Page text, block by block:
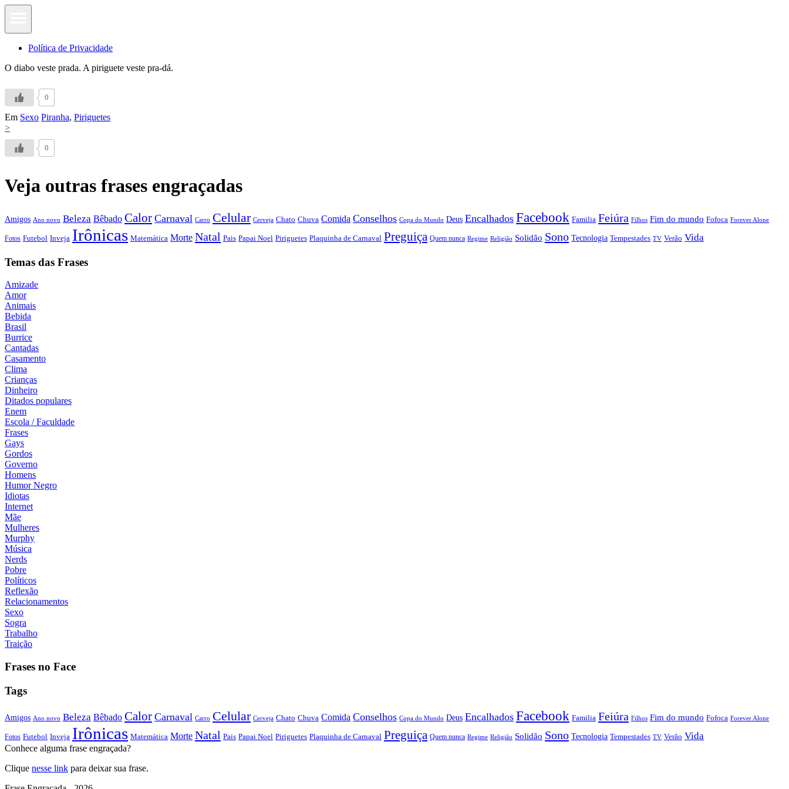
Política de Privacidade
O diabo veste prada. A piriguete veste pra-dá.
0
Em Sexo Piranha, Piriguetes
>
0
Veja outras frases engraçadas
Amigos Ano novo Beleza Bêbado Calor Carnaval Carro Celular Cerveja Chato Chuva Comida Conselhos Copa do Mundo Deus Encalhados Facebook Familia Feiúra Filhos Fim do mundo Fofoca Forever Alone
Fotos Futebol Inveja Irônicas Matemática Morte Natal Pais Papai Noel Piriguetes Plaquinha de Carnaval Preguiça Quem nunca Regime Religião Solidão Sono Tecnologia Tempestades TV Verão Vida
Temas das Frases
Amizade
Amor
Animais
Bebida
Brasil
Burrice
Cantadas
Casamento
Clima
Crianças
Dinheiro
Ditados populares
Enem
Escola / Faculdade
Frases
Gays
Gordos
Governo
Homens
Humor Negro
Idiotas
Internet
Mãe
Mulheres
Murphy
Música
Nerds
Pobre
Políticos
Reflexão
Relacionamentos
Sexo
Sogra
Trabalho
Traição
Frases no Face
Tags
Amigos Ano novo Beleza Bêbado Calor Carnaval Carro Celular Cerveja Chato Chuva Comida Conselhos Copa do Mundo Deus Encalhados Facebook Familia Feiúra Filhos Fim do mundo Fofoca Forever Alone
Fotos Futebol Inveja Irônicas Matemática Morte Natal Pais Papai Noel Piriguetes Plaquinha de Carnaval Preguiça Quem nunca Regime Religião Solidão Sono Tecnologia Tempestades TV Verão Vida
Conhece alguma frase engraçada?
Clique nesse link para deixar sua frase.